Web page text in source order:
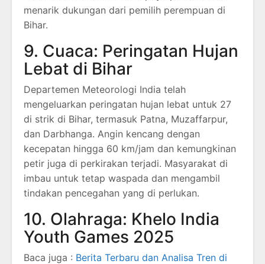
menarik dukungan dari pemilih perempuan di
Bihar.
9. Cuaca: Peringatan Hujan
Lebat di Bihar
Departemen Meteorologi India telah
mengeluarkan peringatan hujan lebat untuk 27
di strik di Bihar, termasuk Patna, Muzaffarpur,
dan Darbhanga. Angin kencang dengan
kecepatan hingga 60 km/jam dan kemungkinan
petir juga di perkirakan terjadi. Masyarakat di
imbau untuk tetap waspada dan mengambil
tindakan pencegahan yang di perlukan.
10. Olahraga: Khelo India
Youth Games 2025
Baca juga : Berita Terbaru dan Analisa Tren di